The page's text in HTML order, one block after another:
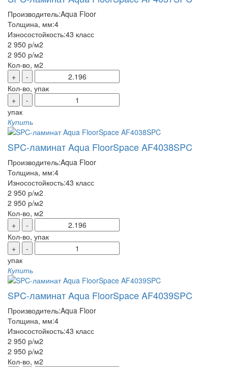
Производитель:Aqua Floor
Толщина, мм:4
Износостойкость:43 класс
2 950 р/м2
2 950 р/м2
Кол-во, м2
+
-
Кол-во, упак
+
-
упак
Купить
SPC-ламинат Aqua FloorSpace AF4038SPC
Производитель:Aqua Floor
Толщина, мм:4
Износостойкость:43 класс
2 950 р/м2
2 950 р/м2
Кол-во, м2
+
-
Кол-во, упак
+
-
упак
Купить
SPC-ламинат Aqua FloorSpace AF4039SPC
Производитель:Aqua Floor
Толщина, мм:4
Износостойкость:43 класс
2 950 р/м2
2 950 р/м2
Кол-во, м2